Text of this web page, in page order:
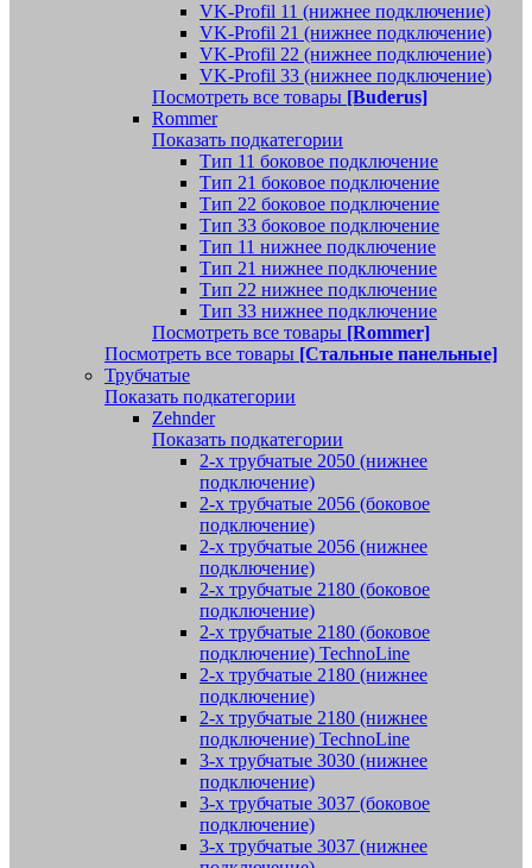
VK-Profil 11 (нижнее подключение)
VK-Profil 21 (нижнее подключение)
VK-Profil 22 (нижнее подключение)
VK-Profil 33 (нижнее подключение)
Посмотреть все товары [Buderus]
Rommer
Показать подкатегории
Тип 11 боковое подключение
Тип 21 боковое подключение
Тип 22 боковое подключение
Тип 33 боковое подключение
Тип 11 нижнее подключение
Тип 21 нижнее подключение
Тип 22 нижнее подключение
Тип 33 нижнее подключение
Посмотреть все товары [Rommer]
Посмотреть все товары [Стальные панельные]
Трубчатые
Показать подкатегории
Zehnder
Показать подкатегории
2-х трубчатые 2050 (нижнее
подключение)
2-х трубчатые 2056 (боковое
подключение)
2-х трубчатые 2056 (нижнее
подключение)
2-х трубчатые 2180 (боковое
подключение)
2-х трубчатые 2180 (боковое
подключение) TechnoLine
2-х трубчатые 2180 (нижнее
подключение)
2-х трубчатые 2180 (нижнее
подключение) TechnoLine
3-х трубчатые 3030 (нижнее
подключение)
3-х трубчатые 3037 (боковое
подключение)
3-х трубчатые 3037 (нижнее